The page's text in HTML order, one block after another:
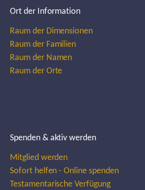
Ort der Information
Raum der Dimensionen
Raum der Familien
Raum der Namen
Raum der Orte
Spenden & aktiv werden
Mitglied werden
Sofort helfen - Online spenden
Testamentarische Verfügung